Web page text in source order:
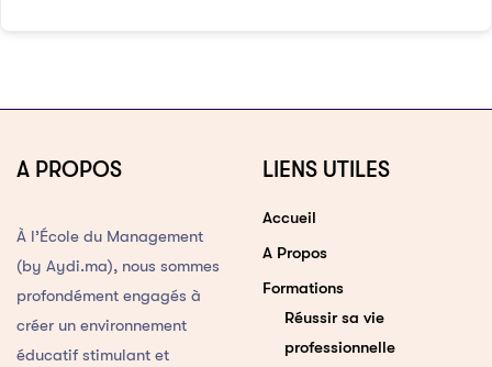
A PROPOS
À l’École du Management
(by Aydi.ma), nous sommes
profondément engagés à
créer un environnement
éducatif stimulant et
LIENS UTILES
Accueil
A Propos
Formations
Réussir sa vie
professionnelle